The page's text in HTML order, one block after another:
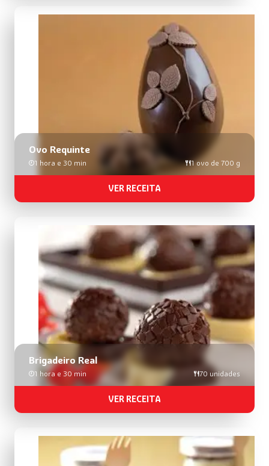
Ovo Requinte
1 hora e 30 min 1 ovo de 700 g
VER RECEITA
Brigadeiro Real
1 hora e 30 min 70 unidades
VER RECEITA